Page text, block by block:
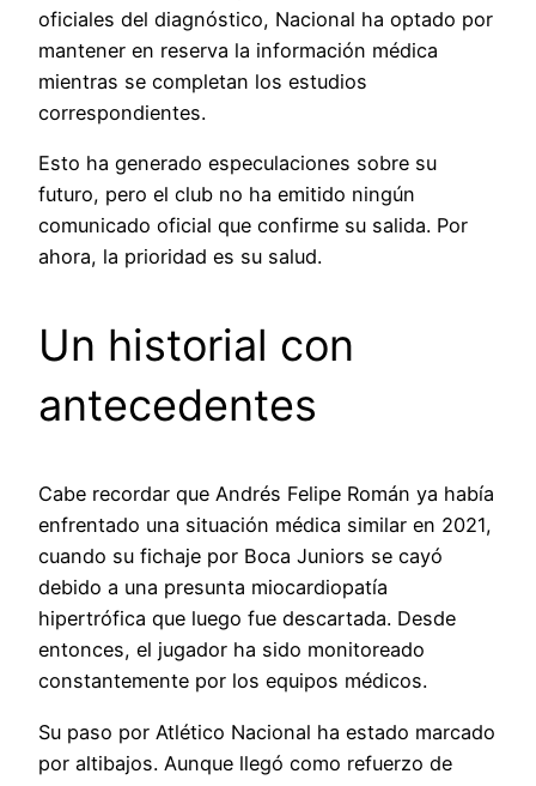
oficiales del diagnóstico, Nacional ha optado por
mantener en reserva la información médica
mientras se completan los estudios
correspondientes.
Esto ha generado especulaciones sobre su
futuro, pero el club no ha emitido ningún
comunicado oficial que confirme su salida. Por
ahora, la prioridad es su salud.
Un historial con
antecedentes
Cabe recordar que Andrés Felipe Román ya había
enfrentado una situación médica similar en 2021,
cuando su fichaje por Boca Juniors se cayó
debido a una presunta miocardiopatía
hipertrófica que luego fue descartada. Desde
entonces, el jugador ha sido monitoreado
constantemente por los equipos médicos.
Su paso por Atlético Nacional ha estado marcado
por altibajos. Aunque llegó como refuerzo de